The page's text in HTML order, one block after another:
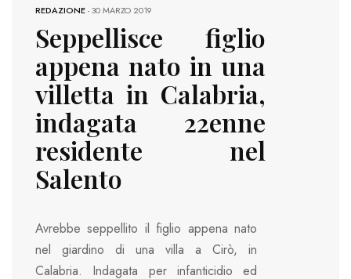
REDAZIONE-30 MARZO 2019
Seppellisce figlio
appena nato in una
villetta in Calabria,
indagata 22enne
residente nel
Salento
Avrebbe seppellito il figlio appena nato
nel giardino di una villa a Cirò, in
Calabria. Indagata per infanticidio ed